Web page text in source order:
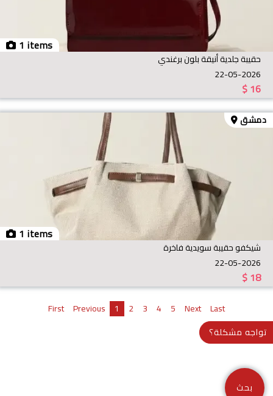
1 items
حقيبة جلدية أنيقة بلون برغندي
22-05-2026
$16
1 items
دمشق
شيكفو حقيبة سويدية فاخرة
22-05-2026
$18
First Previous 1 2 3 4 5 Next Last
بحث
تواجه مشكلة؟